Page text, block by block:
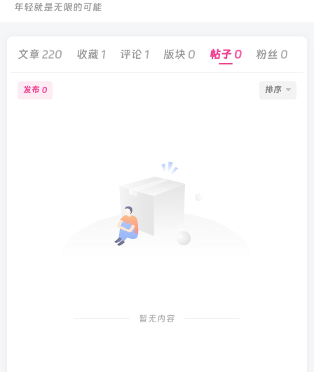
年轻就是无限的可能
文章 220 收藏 1 评论 1 版块 0 帖子 0 粉丝 0
发布 0 排序
暂无内容